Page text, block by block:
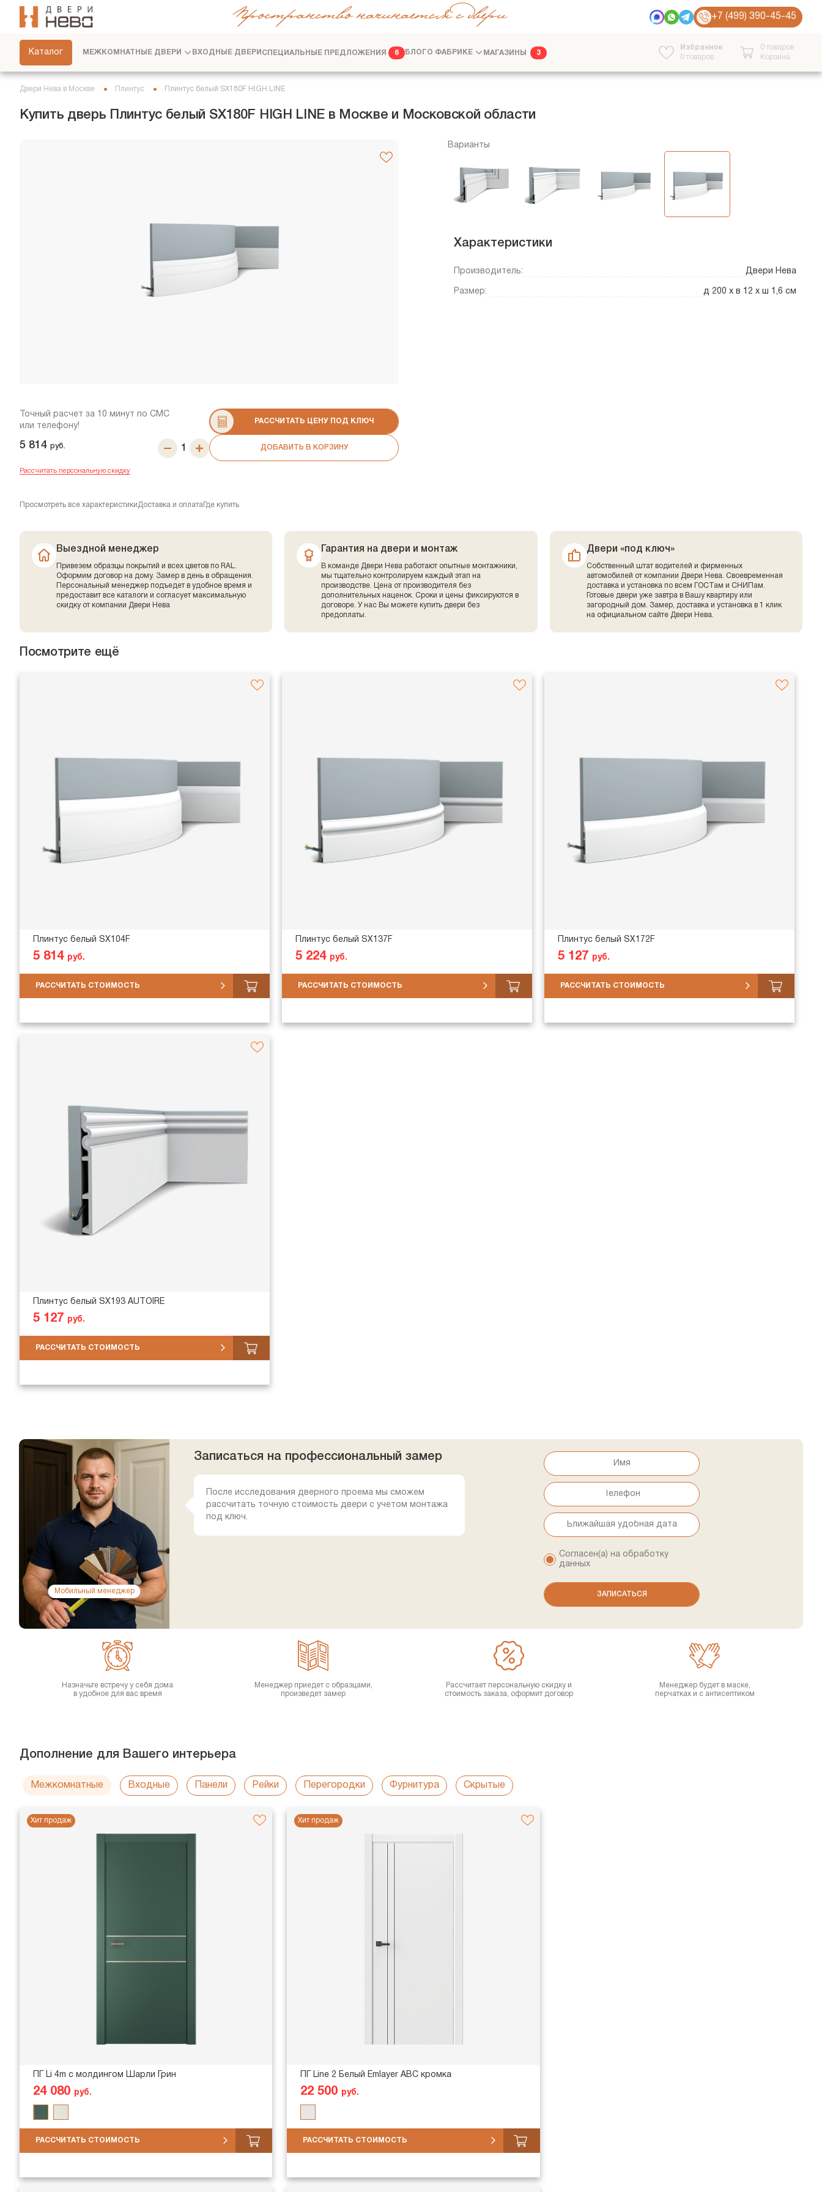
Пространство начинается с двери +7 (499) 390-45-45
Каталог
СКРЫТЫЕ ДВЕРИ
МЕЖКОМНАТНЫЕ ДВЕРИ ВХОДНЫЕ ДВЕРИ СПЕЦИАЛЬНЫЕ ПРЕДЛОЖЕНИЯ 6 БЛОГО ФАБРИКЕ
МАГАЗИНЫ 3
Избранное
0 товаров
0 товаров
Корзина
Двери Нева в Москве Плинтус Плинтус белый SX180F HIGH LINE
Купить дверь Плинтус белый SX180F HIGH LINE в Москве и Московской области
Точный расчет за 10 минут по СМС
или телефону!
5 814 руб.
РАССЧИТАТЬ ЦЕНУ ПОД КЛЮЧ
ДОБАВИТЬ В КОРЗИНУ
Рассчитать персональную скидку
Просмотреть все характеристикиДоставка и оплата Где купить
Варианты
Характеристики
Производитель: Двери Нева
Размер: д 200 x в 12 x ш 1,6 см
Выездной менеджер
Привезем образцы покрытий и всех цветов по RAL.
Оформим договор на дому. Замер в день в обращения.
Персональный менеджер подъедет в удобное время и
предоставит все каталоги и согласует максимальную
скидку от компании Двери Нева
Гарантия на двери и монтаж
В команде Двери Нева работают опытные монтажники,
мы тщательно контролируем каждый этап на
производстве. Цена от производителя без
дополнительных наценок. Сроки и цены фиксируются в
договоре. У нас Вы можете купить двери без
предоплаты.
Двери «под ключ»
Собственный штат водителей и фирменных
автомобилей от компании Двери Нева. Своевременная
доставка и установка по всем ГОСТам и СНИПам.
Готовые двери уже завтра в Вашу квартиру или
загородный дом. Замер, доставка и установка в 1 клик
на официальном сайте Двери Нева.
Посмотрите ещё
Плинтус белый SX104F
5 814 руб.
РАССЧИТАТЬ СТОИМОСТЬ
Плинтус белый SX137F
5 224 руб.
РАССЧИТАТЬ СТОИМОСТЬ
Плинтус белый SX172F
5 127 руб.
РАССЧИТАТЬ СТОИМОСТЬ
Плинтус белый SX193 AUTOIRE
5 127 руб.
РАССЧИТАТЬ СТОИМОСТЬ
Записаться на профессиональный замер
После исследования дверного проема мы сможем
рассчитать точную стоимость двери с учетом монтажа
под ключ.
Мобильный менеджер
Согласен(а) на обработку
данных
Назначьте встречу у себя дома
в удобное для вас время
Менеджер приедет с образцами,
произведет замер
Рассчитает персональную скидку и
стоимость заказа, оформит договор
Менеджер будет в маске,
перчатках и с антисептиком
Дополнение для Вашего интерьера
Межкомнатные Входные Панели Рейки Перегородки Фурнитура Скрытые
Хит продаж
ПГ Li 4m с молдингом Шарли Грин
24 080 руб.
РАССЧИТАТЬ СТОИМОСТЬ
Хит продаж
ПГ Line 2 Белый Emlayer АВС кромка
22 500 руб.
РАССЧИТАТЬ СТОИМОСТЬ